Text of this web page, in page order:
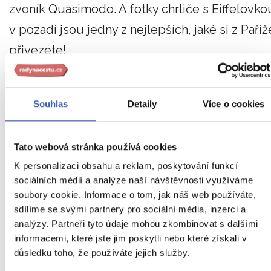
Souhlas Detaily Více o cookies
Tato webová stránka používá cookies
K personalizaci obsahu a reklam, poskytování funkcí
sociálních médií a analýze naší návštěvnosti využíváme
soubory cookie. Informace o tom, jak náš web používáte,
sdílíme se svými partnery pro sociální média, inzerci a
analýzy. Partneři tyto údaje mohou zkombinovat s dalšími
informacemi, které jste jim poskytli nebo které získali v
důsledku toho, že používáte jejich služby.
zvoník Quasimodo. A fotky chrliče s
v pozadí jsou jedny z nejlepších, jaké si z
přivezete!
Nechcete-li utrácet za vyhlídky, máme pro vás
tipy na pohled na Eiffelovu věž shora zcela
zdarma! Navštívit můžete dva obchodní domy,
ve kterých si po eskalátorech pohodlně
vyjedete na terasu, můžete si dát v klidu kávu
a vychutnávat si bez jakýchkoliv poplatků
pohled na Paříž i Eiffelovu věž. Jedná se o
obchodní domy Galérie La Fayette a
(obě na stanici metra Chaussée d´Antin